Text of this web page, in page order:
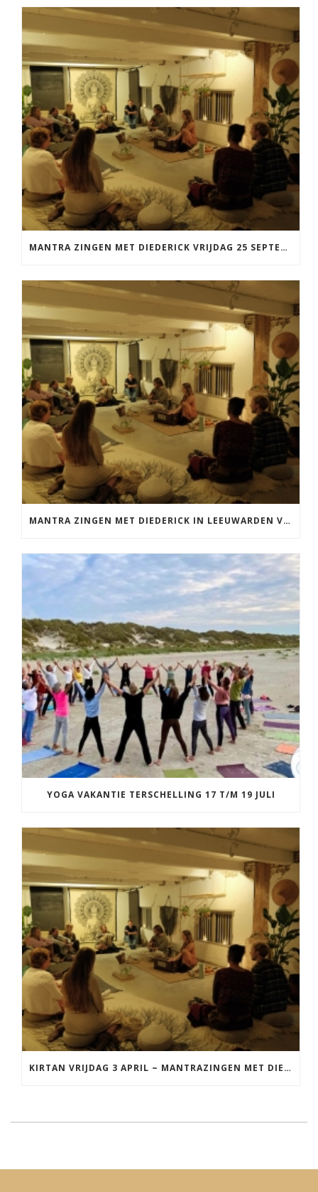
MANTRA ZINGEN MET DIEDERICK VRIJDAG 25 SEPTEMBER EN 20 NOVEMBER
MANTRA ZINGEN MET DIEDERICK IN LEEUWARDEN VRIJDAG 12 JUNI KIRTAN
YOGA VAKANTIE TERSCHELLING 17 T/M 19 JULI
KIRTAN VRIJDAG 3 APRIL ~ MANTRAZINGEN MET DIEDERICK IN LEEUWARDEN